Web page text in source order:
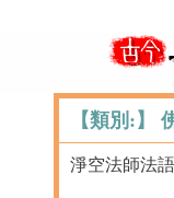
【類別:】
淨空法師法語